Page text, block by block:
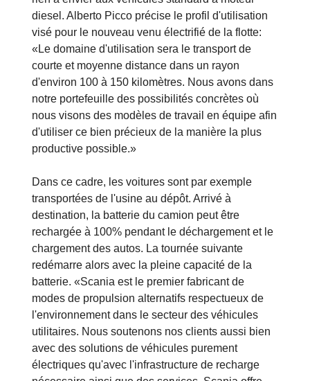
(sans remorque) pour une charge par essieu de
18,5 t, ce porte-voitures entièrement électrique n'a
rien à envier aux véhicules standard à moteur
diesel. Alberto Picco précise le profil d'utilisation
visé pour le nouveau venu électrifié de la flotte:
«Le domaine d'utilisation sera le transport de
courte et moyenne distance dans un rayon
d'environ 100 à 150 kilomètres. Nous avons dans
notre portefeuille des possibilités concrètes où
d'utiliser ce bien précieux de la manière la plus
productive possible.»
Dans ce cadre, les voitures sont par exemple
transportées de l'usine au dépôt. Arrivé à
destination, la batterie du camion peut être
rechargée à 100% pendant le déchargement et le
chargement des autos. La tournée suivante
redémarre alors avec la pleine capacité de la
batterie. «Scania est le premier fabricant de
modes de propulsion alternatifs respectueux de
l'environnement dans le secteur des véhicules
utilitaires. Nous soutenons nos clients aussi bien